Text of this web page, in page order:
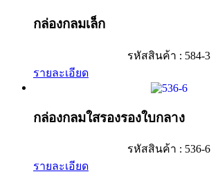
กล่องกลมเล็ก
รหัสสินค้า : 584-3
รายละเอียด
กล่องกลมใสรองรองใบกลาง
รหัสสินค้า : 536-6
รายละเอียด